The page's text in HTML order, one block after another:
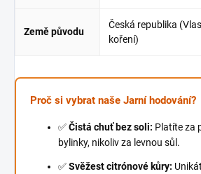
Země původu
Česká republika
koření)
Proč si vybrat naše Jarní hodování?
✅Čistá chuť bez soli: Platíte za
bylinky, nikoliv za levnou sůl.
✅Svěžest citrónové kůry: